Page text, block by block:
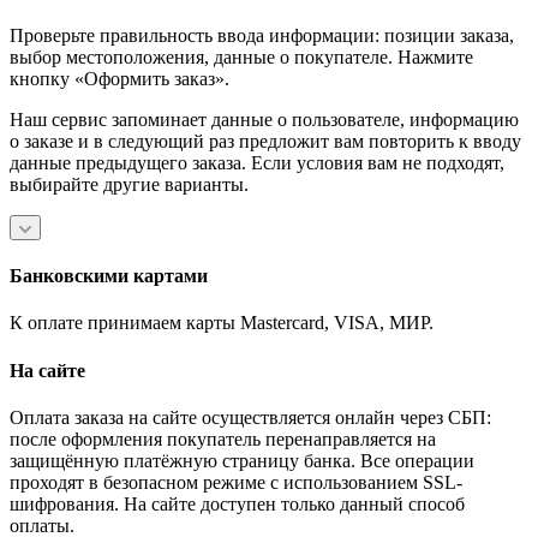
Проверьте правильность ввода информации: позиции заказа,
выбор местоположения, данные о покупателе. Нажмите
кнопку «Оформить заказ».
Наш сервис запоминает данные о пользователе, информацию
о заказе и в следующий раз предложит вам повторить к вводу
данные предыдущего заказа. Если условия вам не подходят,
выбирайте другие варианты.
Банковскими картами
К оплате принимаем карты Mastercard, VISA, МИР.
На сайте
Оплата заказа на сайте осуществляется онлайн через СБП:
после оформления покупатель перенаправляется на
защищённую платёжную страницу банка. Все операции
проходят в безопасном режиме с использованием SSL-
шифрования. На сайте доступен только данный способ
оплаты.